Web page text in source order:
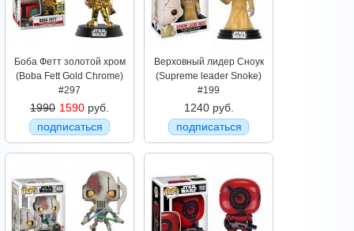
Боба Фетт золотой хром
(Boba Fett Gold Chrome)
#297
1990 1590 руб.
подписаться
Верховный лидер Сноук
(Supreme leader Snoke)
#199
1240 руб.
подписаться